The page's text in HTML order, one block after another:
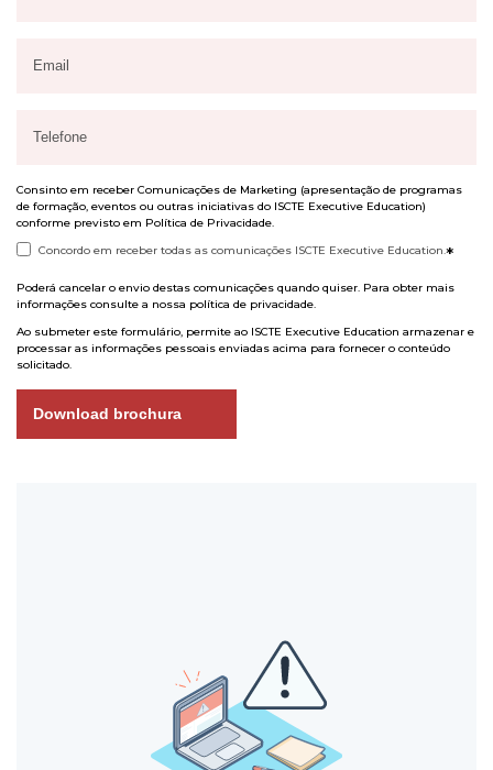
Consinto em receber Comunicações de Marketing (apresentação de programas
de formação, eventos ou outras iniciativas do ISCTE Executive Education)
conforme previsto em Política de Privacidade.
Concordo em receber todas as comunicações ISCTE Executive Education.*
Poderá cancelar o envio destas comunicações quando quiser. Para obter mais
informações consulte a nossa política de privacidade.
Ao submeter este formulário, permite ao ISCTE Executive Education armazenar e
processar as informações pessoais enviadas acima para fornecer o conteúdo
solicitado.